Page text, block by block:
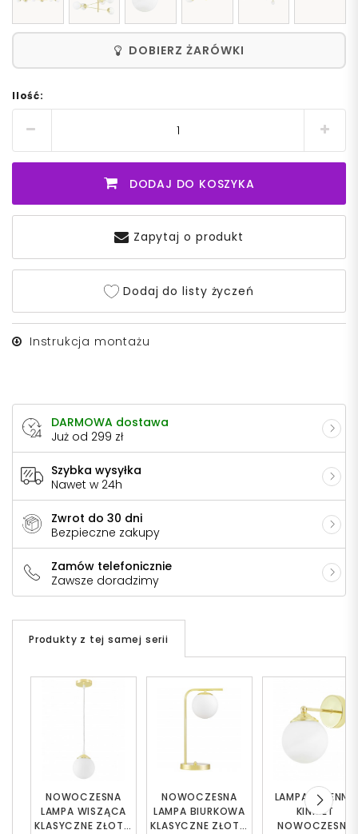
DOBIERZ ŻARÓWKI
Ilość:
DODAJ DO KOSZYKA
Zapytaj o produkt
Dodaj do listy życzeń
Instrukcja montażu
DARMOWA dostawa
Już od 299 zł
Szybka wysyłka
Nawet w 24h
Zwrot do 30 dni
Bezpieczne zakupy
Zamów telefonicznie
Zawsze doradzimy
Produkty z tej samej serii
NOWOCZESNA
LAMPA WISZĄCA
KLASYCZNE ZŁOTO
LAMPA ŚCIENNA
KINKIET
NOWOCZESNY
NOWOCZESNA
LAMPA BIURKOWA
KLASYCZNE ZŁOTO